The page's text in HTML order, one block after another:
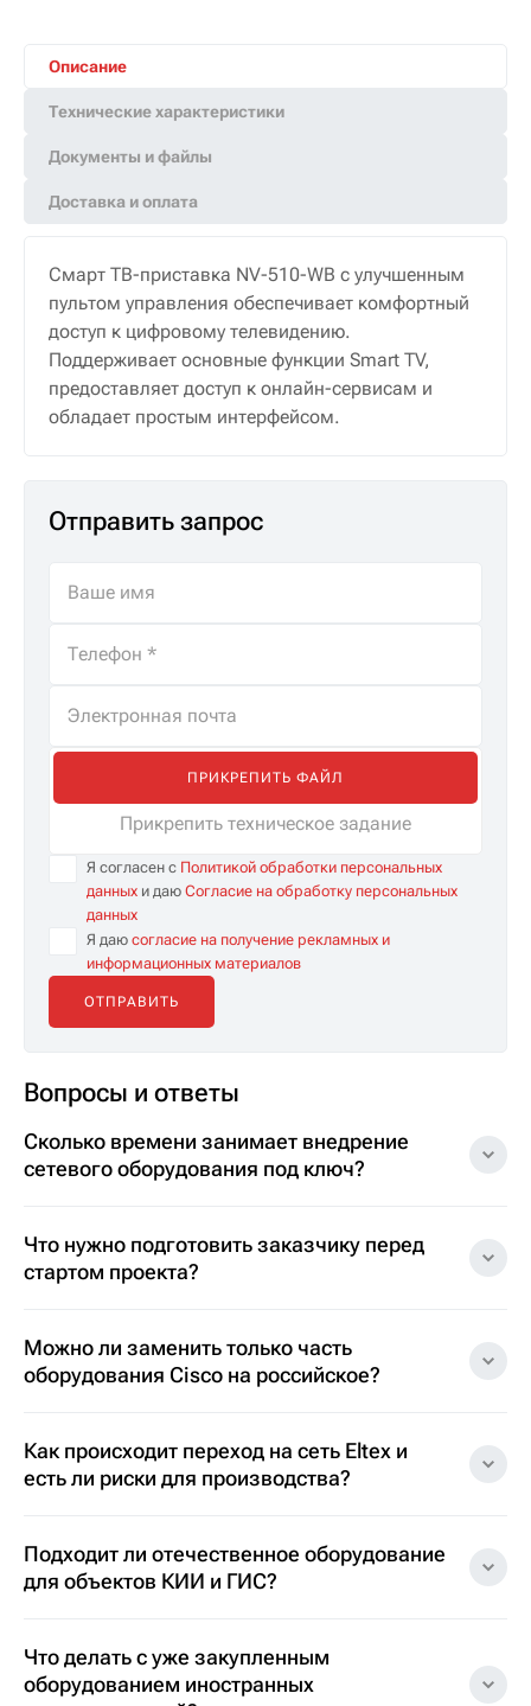
Описание
Технические характеристики
Документы и файлы
Доставка и оплата
Смарт ТВ-приставка NV-510-WB с улучшенным
пультом управления обеспечивает комфортный
доступ к цифровому телевидению.
Поддерживает основные функции Smart TV,
предоставляет доступ к онлайн-сервисам и
обладает простым интерфейсом.
Отправить запрос
ПРИКРЕПИТЬ ФАЙЛ
Прикрепить техническое задание
Я согласен с Политикой обработки персональных
данных и даю Согласие на обработку персональных
данных
Я даю согласие на получение рекламных и
информационных материалов
Вопросы и ответы
Сколько времени занимает внедрение
сетевого оборудования под ключ?
Что нужно подготовить заказчику перед
стартом проекта?
Можно ли заменить только часть
оборудования Cisco на российское?
Как происходит переход на сеть Eltex и
есть ли риски для производства?
Подходит ли отечественное оборудование
для объектов КИИ и ГИС?
Что делать с уже закупленным
оборудованием иностранных